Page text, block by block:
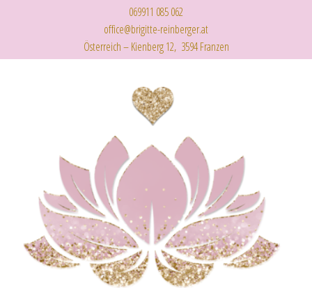
069911 085 062
office@brigitte-reinberger.at
Österreich – Kienberg 12, 3594 Franzen